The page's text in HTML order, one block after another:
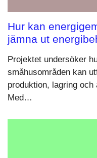
Hur kan
jämna ut
Projektet undersöker
småhusområden kan
produktion, lagring
Med…